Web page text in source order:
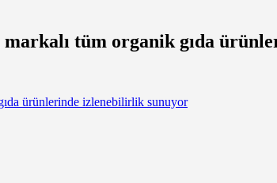
tüm organik gıda